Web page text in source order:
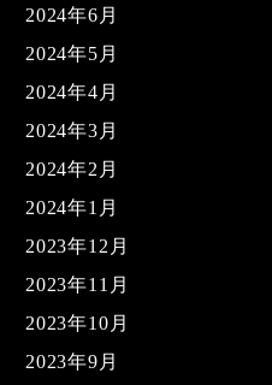
2024年6月
2024年5月
2024年4月
2024年3月
2024年2月
2024年1月
2023年12月
2023年11月
2023年10月
2023年9月